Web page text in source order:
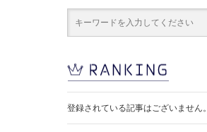
登録されている記事はございません。